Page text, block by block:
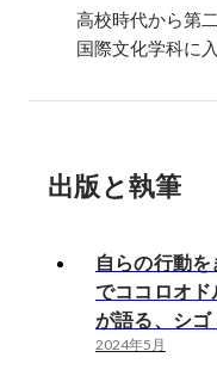
高校時代から第
出版と執筆
自らの行動
でココロオ
が語る、シゴ
2024年5月